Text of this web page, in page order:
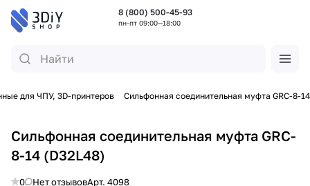
8 (800) 500-45-93
пн-пт 09:00—18:00
для ЧПУ, 3D-принтеров Сильфонная соединительная муфта GRC-8-14
Сильфонная соединительная муфта GRC-
8-14 (D32L48)
0 Нет отзывовАрт. 4098